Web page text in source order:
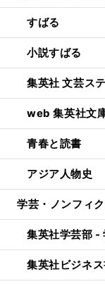
すばる
小説すばる
集英社 文芸ス
web 集英社文
青春と読書
アジア人物史
学芸・ノンフィ
集英社学芸部 -
集英社ビジネ